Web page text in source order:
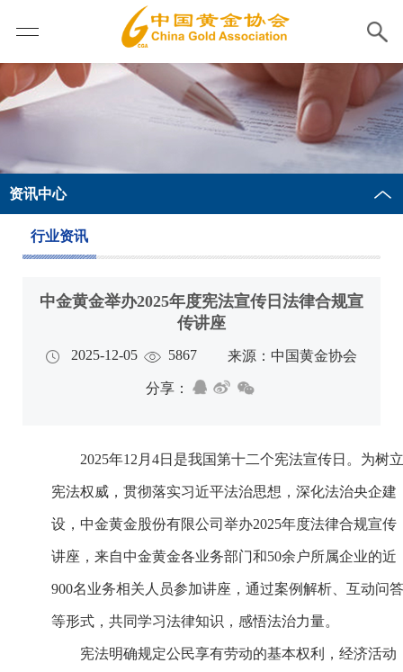
资讯中心
行业资讯
中金黄金举办2025年度宪法宣传日法律合规宣
传讲座
2025-12-05 5867 来源：中国黄金协会
分享：
2025年12月4日是我国第十二个宪法宣传日。为树立
宪法权威，贯彻落实习近平法治思想，深化法治央企建
设，中金黄金股份有限公司举办2025年度法律合规宣传
讲座，来自中金黄金各业务部门和50余户所属企业的近
900名业务相关人员参加讲座，通过案例解析、互动问答
等形式，共同学习法律知识，感悟法治力量。
宪法明确规定公民享有劳动的基本权利，经济活动